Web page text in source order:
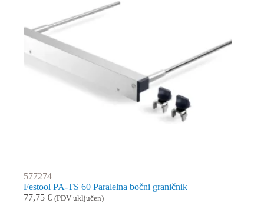
577274
Festool PA-TS 60 Paralelna bočni graničnik
77,75 € (PDV uključen)